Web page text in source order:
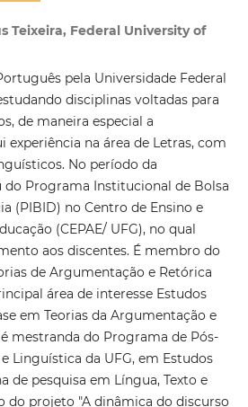
Teixeira, Federal University of
pela Universidade Federal
disciplinas voltadas para
de maneira especial a
experiência na área de Letras, com
No período da
Programa Institucional de Bolsa
(PIBID) no Centro de Ensino e
(CEPAE/ UFG), no qual
aos discentes. É membro do
de Argumentação e Retórica
área de interesse Estudos
em Teorias da Argumentação e
mestranda do Programa de Pós-
Linguística da UFG, em Estudos
de pesquisa em Língua, Texto e
do projeto "A dinâmica do discurso